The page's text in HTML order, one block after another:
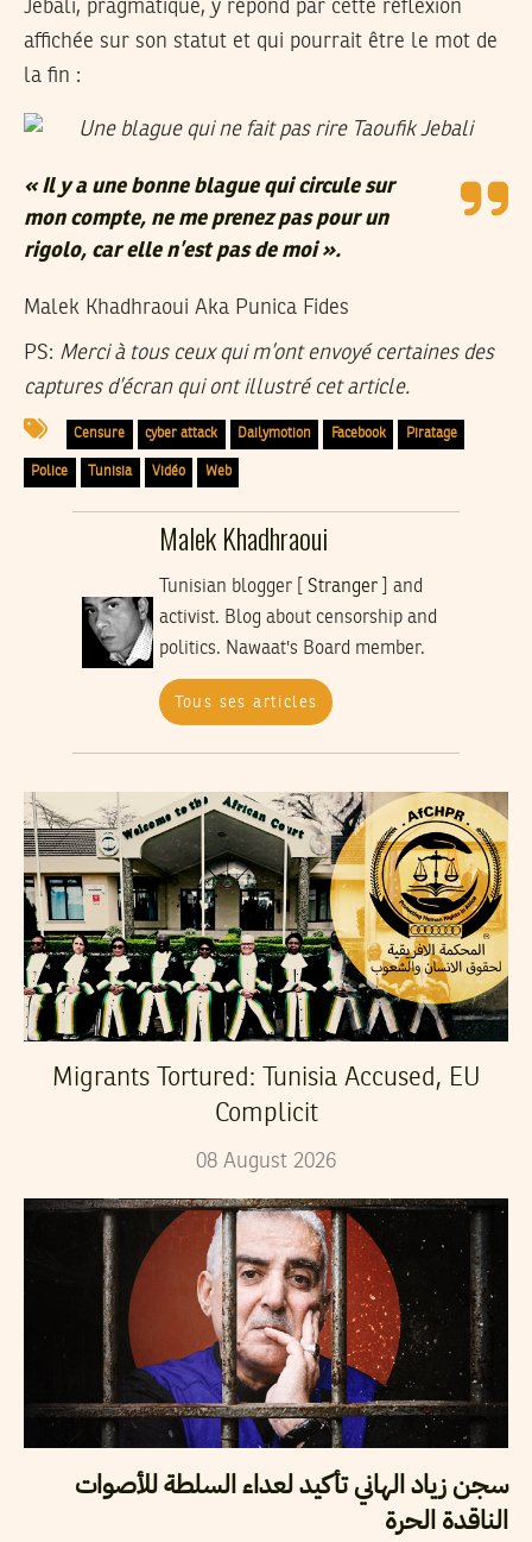
Jebali, pragmatique, y répond par cette réflexion
affichée sur son statut et qui pourrait être le mot de
la fin :
« Il y a une bonne blague qui circule sur
mon compte, ne me prenez pas pour un
rigolo, car elle n’est pas de moi ».
Malek Khadhraoui Aka Punica Fides
PS: Merci à tous ceux qui m’ont envoyé certaines des
captures d’écran qui ont illustré cet article.
Censure cyber attack Dailymotion Facebook Piratage
Police Tunisia Vidéo Web
Malek Khadhraoui
Tunisian blogger [ Stranger] and
activist. Blog about censorship and
politics. Nawaat's Board member.
Tous ses articles
Migrants Tortured: Tunisia Accused, EU
Complicit
08 August 2026
سجن زياد الهاني تأكيد لعداء السلطة للأصوات
الناقدة الحرة